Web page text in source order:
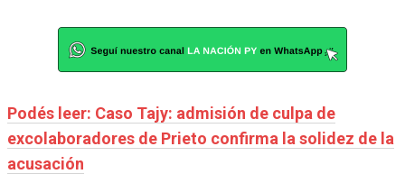
Podés leer: Caso Tajy: admisión de culpa de
excolaboradores de Prieto confirma la solidez de la
acusación